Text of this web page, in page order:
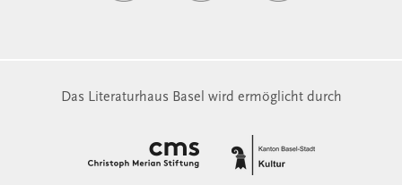
Das Literaturhaus Basel wird ermöglicht durch